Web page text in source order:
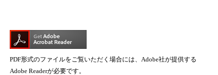
PDF形式のファイルをご覧いただく場合には、Adobe社が提供する
Adobe Readerが必要です。